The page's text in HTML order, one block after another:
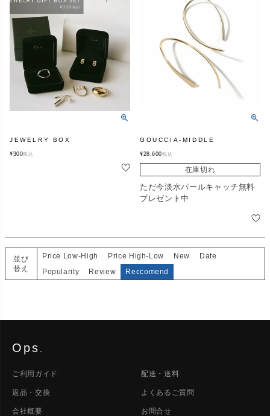
JEWELRY BOX
¥300税込
GOUCCIA-MIDDLE
¥28,600税込
在庫切れ
ただ今淡水パールキャッチ無料
プレゼント中
並び
替え
Price Low-High Price High-Low New
Date
Popularity
Review Reccomend
Ops.
ご利用ガイド 配送・送料
返品・交換 よくあるご質問
会社概要 お問合せ